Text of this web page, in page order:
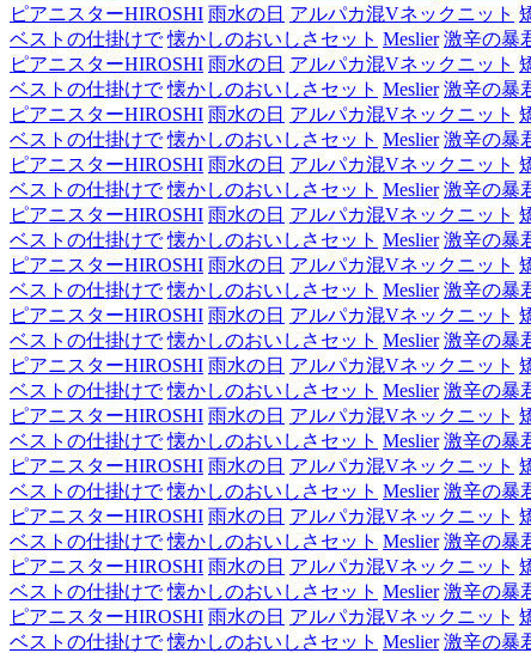
ピアニスターHIROSHI 雨水の日 アルパカ混Vネックニット
ベストの仕掛けで 懐かしのおいしさセット Meslier 激辛の暴
ピアニスターHIROSHI 雨水の日 アルパカ混Vネックニット
ベストの仕掛けで 懐かしのおいしさセット Meslier 激辛の暴
ピアニスターHIROSHI 雨水の日 アルパカ混Vネックニット
ベストの仕掛けで 懐かしのおいしさセット Meslier 激辛の暴
ピアニスターHIROSHI 雨水の日 アルパカ混Vネックニット
ベストの仕掛けで 懐かしのおいしさセット Meslier 激辛の暴
ピアニスターHIROSHI 雨水の日 アルパカ混Vネックニット
ベストの仕掛けで 懐かしのおいしさセット Meslier 激辛の暴
ピアニスターHIROSHI 雨水の日 アルパカ混Vネックニット
ベストの仕掛けで 懐かしのおいしさセット Meslier 激辛の暴
ピアニスターHIROSHI 雨水の日 アルパカ混Vネックニット
ベストの仕掛けで 懐かしのおいしさセット Meslier 激辛の暴
ピアニスターHIROSHI 雨水の日 アルパカ混Vネックニット
ベストの仕掛けで 懐かしのおいしさセット Meslier 激辛の暴
ピアニスターHIROSHI 雨水の日 アルパカ混Vネックニット
ベストの仕掛けで 懐かしのおいしさセット Meslier 激辛の暴
ピアニスターHIROSHI 雨水の日 アルパカ混Vネックニット
ベストの仕掛けで 懐かしのおいしさセット Meslier 激辛の暴
ピアニスターHIROSHI 雨水の日 アルパカ混Vネックニット
ベストの仕掛けで 懐かしのおいしさセット Meslier 激辛の暴
ピアニスターHIROSHI 雨水の日 アルパカ混Vネックニット
ベストの仕掛けで 懐かしのおいしさセット Meslier 激辛の暴
ピアニスターHIROSHI 雨水の日 アルパカ混Vネックニット
ベストの仕掛けで 懐かしのおいしさセット Meslier 激辛の暴